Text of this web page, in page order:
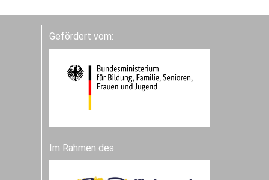
Gefördert vom:
Im Rahmen des: